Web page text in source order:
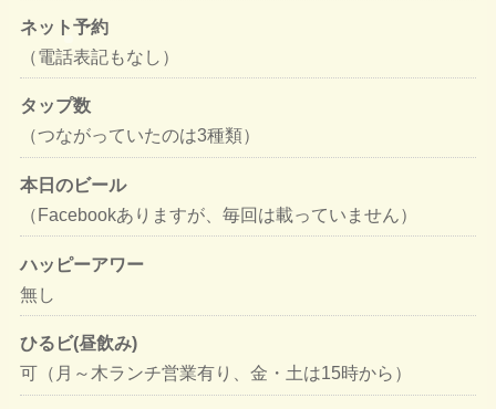
ネット予約
（電話表記もなし）
タップ数
（つながっていたのは3種類）
本日のビール
（Facebookありますが、毎回は載っていません）
ハッピーアワー
無し
ひるビ(昼飲み)
可（月～木ランチ営業有り、金・土は15時から）